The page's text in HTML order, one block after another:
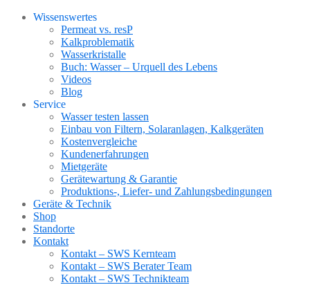
Wissenswertes
Permeat vs. resP
Kalkproblematik
Wasserkristalle
Buch: Wasser – Urquell des Lebens
Videos
Blog
Service
Wasser testen lassen
Einbau von Filtern, Solaranlagen, Kalkgeräten
Kostenvergleiche
Kundenerfahrungen
Mietgeräte
Gerätewartung & Garantie
Produktions-, Liefer- und Zahlungsbedingungen
Geräte & Technik
Shop
Standorte
Kontakt
Kontakt – SWS Kernteam
Kontakt – SWS Berater Team
Kontakt – SWS Technikteam